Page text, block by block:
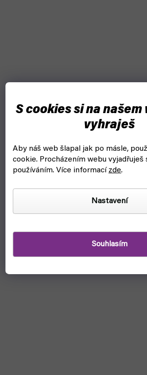
S cookies si na našem
vyhraješ
Aby náš web šlapal jak po másle,
cookie. Procházením webu vyjadřuješ
používáním. Více informací zde.
Nastavení
Souhlasím